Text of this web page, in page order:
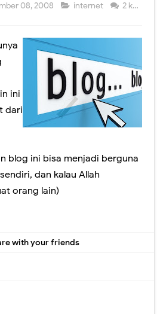
Tahun 2024, yuk intip informasinya.
Pengumuman Hasil SNBP 2023
Pelajaran Pilihan pada Kurikulum Merdeka
dengan PDSS Tahun 2021
SMA Negeri Kabupaten Jember
Kuota Internet Kemdikbud Tahun 2020
USBN SMA Tahun 2019
2016. Layout Rapor Berubah Lagi, Iya Lagi
08, 2008 internet 2 komentar
ini
dari
blog ini bisa menjadi berguna
dan kalau Allah
orang lain)
with your friends